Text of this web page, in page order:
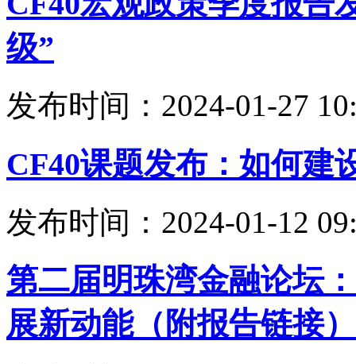
级”
发布时间：2024-01-27
CF40课题发布：如何建
发布时间：2024-01-12
第二届明珠湾金融论坛
展新动能（附报告链接）